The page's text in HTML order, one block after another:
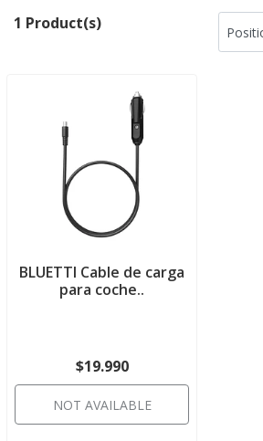
1 Product(s)
BLUETTI Cable de carga
para coche..
$19.990
NOT AVAILABLE